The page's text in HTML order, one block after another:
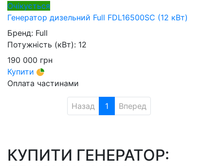
Очікується
Генератор дизельний Full FDL16500SC (12 кВт)
Бренд: Full
Потужність (кВт): 12
190 000 грн
Купити
Оплата частинами
Назад 1 Вперед
КУПИТИ ГЕНЕРАТОР: